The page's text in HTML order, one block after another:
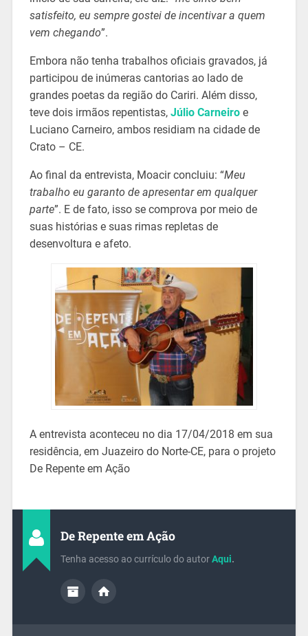
satisfeito, eu sempre gostei de incentivar a quem
vem chegando”.
Embora não tenha trabalhos oficiais gravados, já
participou de inúmeras cantorias ao lado de
grandes poetas da região do Cariri. Além disso,
teve dois irmãos repentistas, Júlio Carneiroe
Luciano Carneiro, ambos residiam na cidade de
Crato – CE.
Ao final da entrevista, Moacir concluiu: “Meu
trabalho eu garanto de apresentar em qualquer
parte”. E de fato, isso se comprova por meio de
suas histórias e suas rimas repletas de
desenvoltura e afeto.
A entrevista aconteceu no dia 17/04/2018 em sua
residência, em Juazeiro do Norte-CE, para o projeto
De Repente em Ação
De Repente em Ação
Tenha acesso ao currículo do autorAqui.